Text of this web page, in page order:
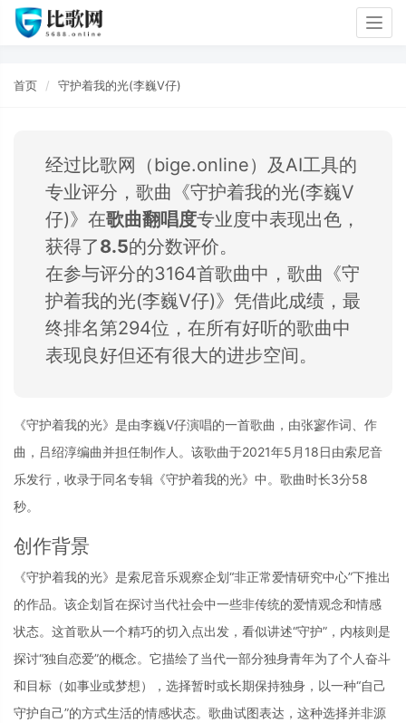
首页 守护着我的光(李巍V仔)
经过比歌网（bige.online）及AI工具的
专业评分，歌曲《守护着我的光(李巍V
仔)》在歌曲翻唱度专业度中表现出色，
获得了8.5的分数评价。
在参与评分的3164首歌曲中，歌曲《守
护着我的光(李巍V仔)》凭借此成绩，最
终排名第294位，在所有好听的歌曲中
表现良好但还有很大的进步空间。
《守护着我的光》是由李巍V仔演唱的一首歌曲，由张寥作词、作
曲，吕绍淳编曲并担任制作人。该歌曲于2021年5月18日由索尼音
乐发行，收录于同名专辑《守护着我的光》中。歌曲时长3分58
秒。
创作背景
《守护着我的光》是索尼音乐观察企划“非正常爱情研究中心”下推出
的作品。该企划旨在探讨当代社会中一些非传统的爱情观念和情感
状态。这首歌从一个精巧的切入点出发，看似讲述“守护”，内核则是
探讨“独自恋爱”的概念。它描绘了当代一部分独身青年为了个人奋斗
和目标（如事业或梦想），选择暂时或长期保持独身，以一种“自己
守护自己”的方式生活的情感状态。歌曲试图表达，这种选择并非源